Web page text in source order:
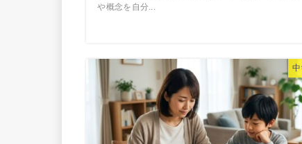
や概念を自分...